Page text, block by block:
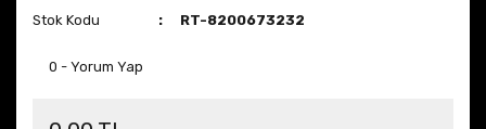
Stok Kodu
RT-8200673232
0 - Yorum Yap